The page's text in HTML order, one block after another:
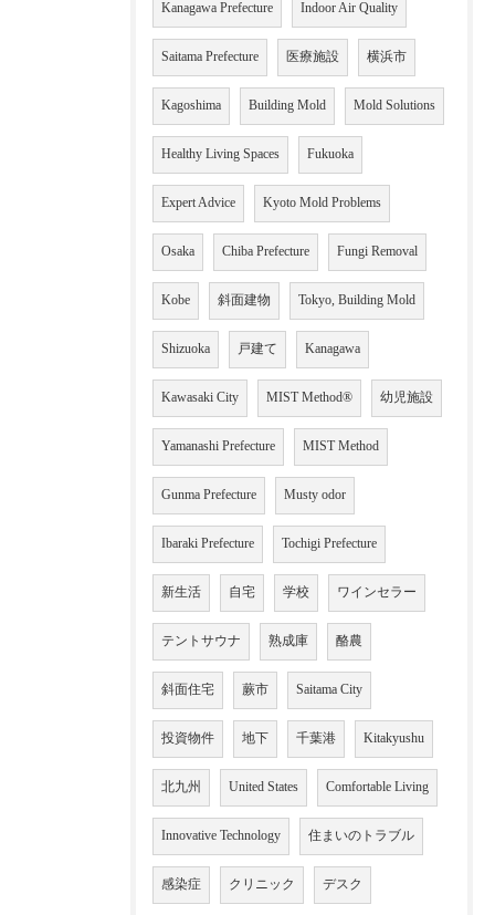
Kanagawa Prefecture Indoor Air Quality
Saitama Prefecture 医療施設 横浜市
Kagoshima Building Mold Mold Solutions
Healthy Living Spaces Fukuoka
Expert Advice Kyoto Mold Problems
Osaka Chiba Prefecture Fungi Removal
Kobe 斜面建物 Tokyo, Building Mold
Shizuoka 戸建て Kanagawa
Kawasaki City MIST Method® 幼児施設
Yamanashi Prefecture MIST Method
Gunma Prefecture Musty odor
Ibaraki Prefecture Tochigi Prefecture
新生活 自宅 学校 ワインセラー
テントサウナ 熟成庫 酪農
斜面住宅 蕨市 Saitama City
投資物件 地下 千葉港 Kitakyushu
北九州 United States Comfortable Living
Innovative Technology 住まいのトラブル
感染症 クリニック デスク